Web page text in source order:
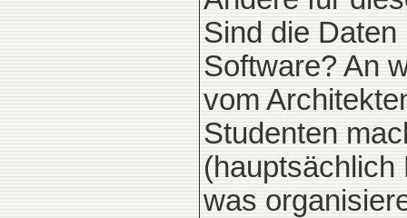
Sind die
Software? An
vom
Studenten
(hauptsächlich
was